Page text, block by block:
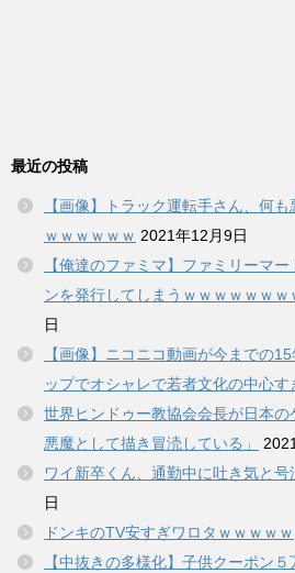
最近の投稿
【画像】トラック運転手さん、何
ｗｗｗｗｗｗ 2021年12月9日
【俺達のファミマ】ファミリーマ
ンを発行してしまうｗｗｗｗｗｗｗ
日
【画像】ニコニコ動画が今までの
ップでオシャレで若者文化の中心す
世界ヒンドゥー教協会会長が日本
悪魔として描き冒涜している」
ワイ新卒くん、通勤中に吐き気と号
日
ドンキのTV安すぎワロタｗｗｗｗｗ
【中抜きの多様化】子供クーポン